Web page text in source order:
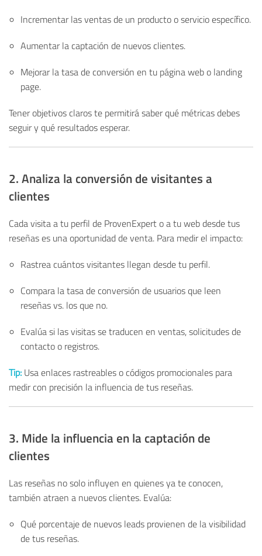
Incrementar las ventas de un producto o servicio específico.
Aumentar la captación de nuevos clientes.
Mejorar la tasa de conversión en tu página web o landing
page.
Tener objetivos claros te permitirá saber qué métricas debes
seguir y qué resultados esperar.
2. Analiza la conversión de visitantes a
clientes
Cada visita a tu perfil de ProvenExpert o a tu web desde tus
reseñas es una oportunidad de venta. Para medir el impacto:
Rastrea cuántos visitantes llegan desde tu perfil.
Compara la tasa de conversión de usuarios que leen
reseñas vs. los que no.
Evalúa si las visitas se traducen en ventas, solicitudes de
contacto o registros.
Tip: Usa enlaces rastreables o códigos promocionales para
medir con precisión la influencia de tus reseñas.
3. Mide la influencia en la captación de
clientes
Las reseñas no solo influyen en quienes ya te conocen,
también atraen a nuevos clientes. Evalúa:
Qué porcentaje de nuevos leads provienen de la visibilidad
de tus reseñas.